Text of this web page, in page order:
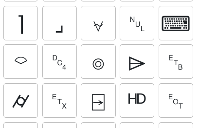
⌉
⌟ ⍱ ␀
⌨
⌔
␔ ⌾ ⌲
␗
⌭
␃ ⍈ ᴴᴰ
␄